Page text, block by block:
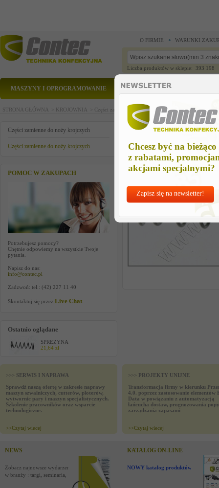
Chcesz być na bieżąco
z rabatami,
akcjami specjalnymi?
Zapisz się na newsletter!
O FIRMIE WARUNKI
Liczba produktów w sklepie: 393 198
MASZYNY I OPROGRAMOWANIE CZĘŚCI ZAMIENNE
STRONA GŁÓWNA > KROJOWNIA > Części zamienne do noży krojczych >Części
Części zamienne do noży krojczych
Części zamienne do noży krojczych
POMOC W ZAKUPACH
Potrzebujesz pomocy?
Chętnie odpowiemy na wszystkie Twoje
pytania.
Napisz do nas:
info@contec.pl
Zadzwoń: tel.: (42) 227 11 40
Skontaktuj się przez Live Chat
Ostatnio oglądane
SPREZYNA
21,64 zł
SPREZYNA
>>> SERWIS I NAPRAWA
Sprawdź naszą ofertę w zakresie naprawy
maszyn szwalniczych, cutterów, ploterów,
wytwornic pary i maszyn specjalistycznych.
Szkolenie pracowników oraz wsparcie
technologiczne.
>>Czytaj wiecej
>>> PROJEKTY UNIJNE
Transformacja firmy w kierunku
4.0. poprzez zastosowanie elementów
Data w powiązaniu z automatyzacją
łańcucha dostaw, prognozowania
zarządzania zapasami
>>Czytaj wiecej
NEWS
Zobacz najnowsze wydarzenia
w branży : targi, seminaria,
KATALOG ON-LINE
NOWY katalog produktów !